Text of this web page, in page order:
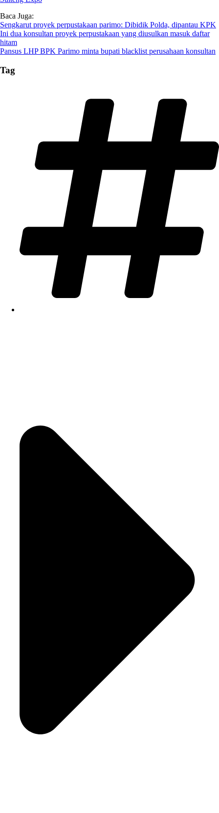
Baca Juga:
Sengkarut proyek perpustakaan parimo: Dibidik Polda, dipantau KPK
Ini dua konsultan proyek perpustakaan yang diusulkan masuk daftar
hitam
Pansus LHP BPK Parimo minta bupati blacklist perusahaan konsultan
Tag